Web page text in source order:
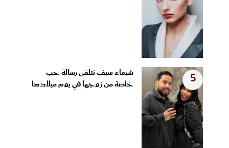
5
شيماء سيف تتلقى رسالة حب
خاصة من زوجها في يوم ميلادها